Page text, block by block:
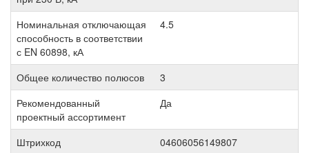
Номинальная отключающая
способность в соответствии
с EN 60898, кА
4.5
Общее количество полюсов
3
Рекомендованный
проектный ассортимент
Да
Штрихкод
04606056149807